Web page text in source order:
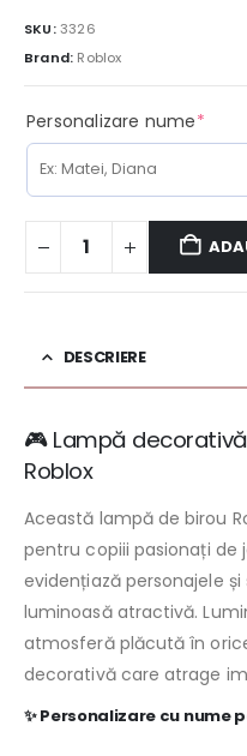
SKU:3326
Brand: Roblox
Personalizare nume*
DESCRIERE
🎮 Lampă
Roblox
Această lampă de birou
pentru copiii pasionați de
evidențiază personajele
luminoasă atractivă.
atmosferă plăcută în
decorativă care atrage
✨ Personalizare cu nume